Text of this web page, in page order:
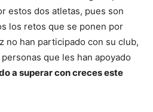
estos dos atletas, pues son
los retos que se ponen por
no han participado con su club,
que les han apoyado
a superar con creces este